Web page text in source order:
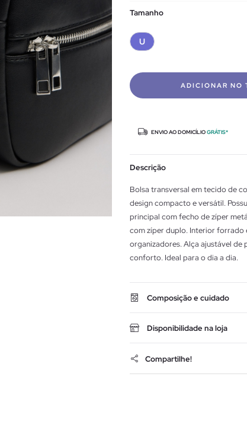
Tamanho
U
ADICIONAR NO
ENVIO AO DOMICÍLIOGRÁTIS*
Descrição
Bolsa transversal em tecido de
design compacto e versátil.
principal com fecho de zíper
com zíper duplo. Interior forrado
organizadores. Alça ajustável de
conforto. Ideal para o dia a dia.
Composição e cuidado
Disponibilidade na loja
Compartilhe!